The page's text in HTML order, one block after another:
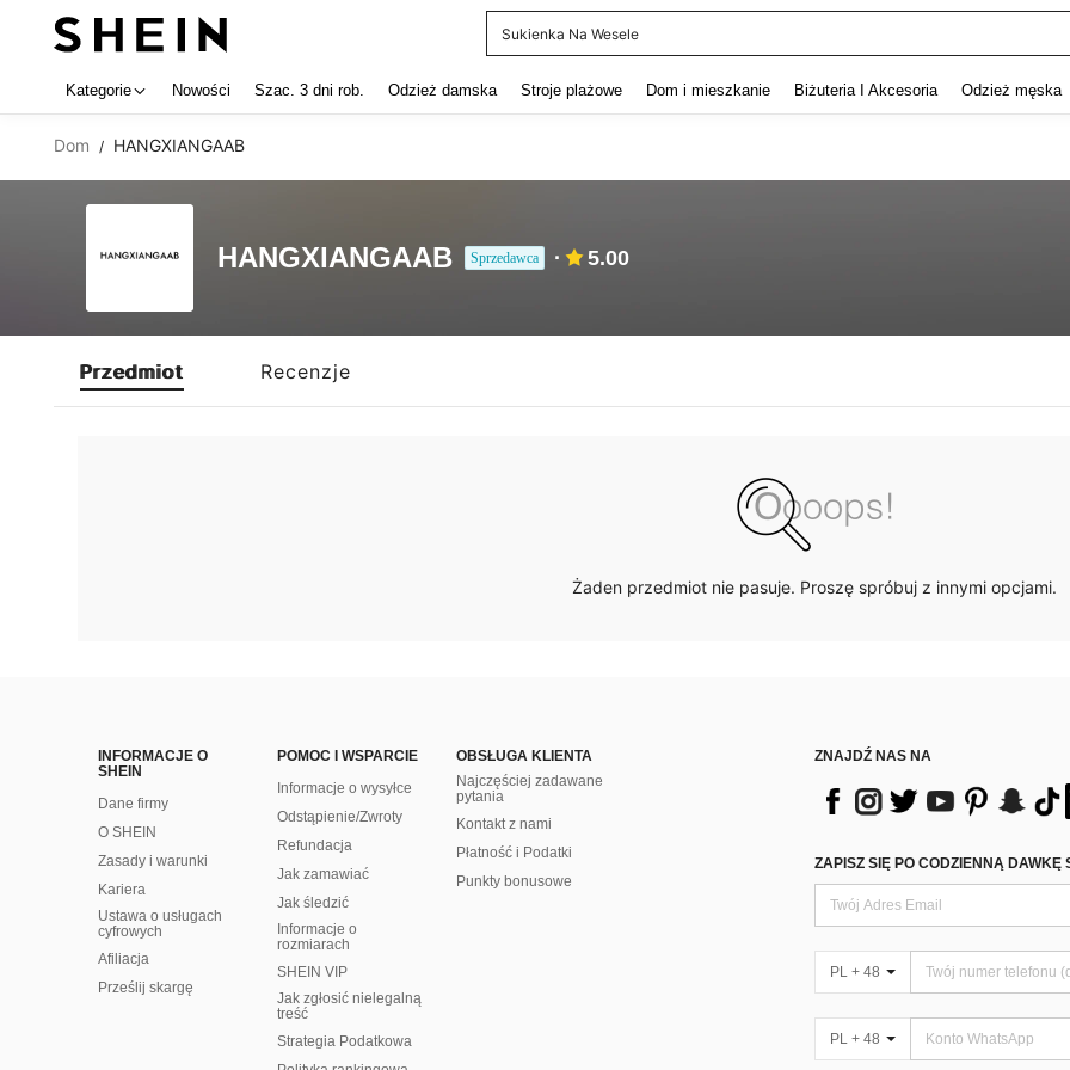
Sukienka Na Wesele
Kategorie Nowości Szac. 3 dni rob. Odzież damska Stroje plażowe Dom i mieszkanie Biżuteria I Akcesoria Odzież męska
Dom / HANGXIANGAAB
HANGXIANGAAB Sprzedawca 5.00
Przedmiot Recenzje
Żaden przedmiot nie pasuje. Proszę spróbuj z innymi opcjami.
INFORMACJE O
SHEIN
Dane firmy
O SHEIN
Zasady i warunki
Kariera
Ustawa o usługach
cyfrowych
Afiliacja
Prześlij skargę
POMOC I WSPARCIE
Informacje o wysyłce
Odstąpienie/Zwroty
Refundacja
Jak zamawiać
Jak śledzić
Informacje o
rozmiarach
SHEIN VIP
Jak zgłosić nielegalną
treść
Strategia Podatkowa
OBSŁUGA KLIENTA
Najczęściej zadawane
pytania
Kontakt z nami
Płatność i Podatki
Punkty bonusowe
ZNAJDŹ NAS NA
ZAPISZ SIĘ PO CODZIENNĄ DAWKĘ
PL + 48
PL + 48